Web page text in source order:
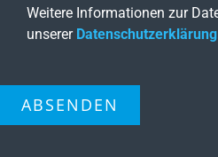
Weitere Informationen zur
unserer
ABSENDEN